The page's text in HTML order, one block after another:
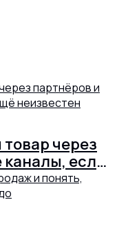
через
каналы, если